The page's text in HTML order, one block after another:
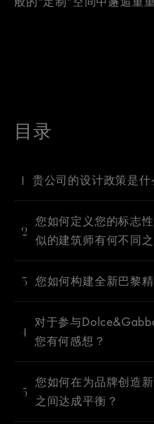
目录
1 贵公司的设计政策是什
2
您如何定义您的标志
似的建筑师有何不同
3 您如何构建全新巴黎
4
对于参与
您有何感想？
5
您如何在为品牌创造
之间达成平衡？